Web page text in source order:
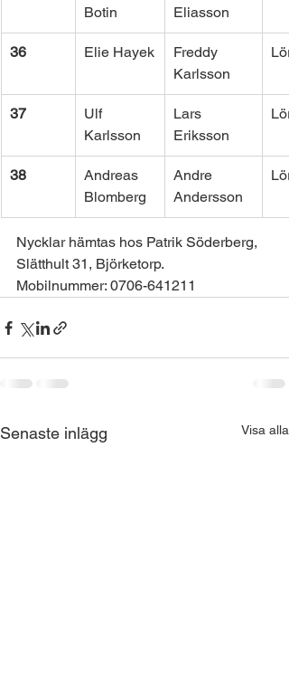
Botin
Eliasson
36 Elie Hayek
Freddy
Karlsson
37
Ulf
Karlsson
Lars
Eriksson
38
Andreas
Blomberg
Andre
Andersson
Nycklar hämtas hos Patrik Söderberg,
Slätthult 31, Björketorp.
Mobilnummer: 0706-641211
Senaste inlägg Visa alla